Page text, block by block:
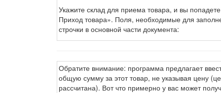
Укажите склад для приема товара, и вы
Приход товара». Поля, необходимые для
строчки в основной части документа:
Обратите внимание: программа предлагает
общую сумму за этот товар, не указывая цену
рассчитана). Вот что примерно у вас может